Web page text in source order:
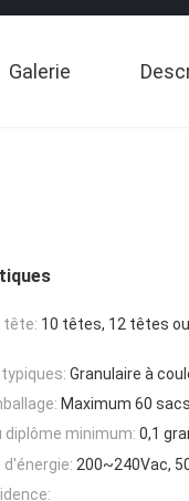
Galerie
tête: 10 têtes, 12 têtes
Granulaire à
Maximum 60
diplôme minimum: 0,1
200~240Vac,